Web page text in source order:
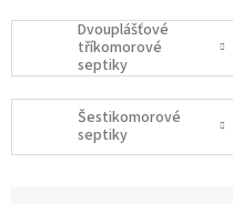
Dvouplášťové
tříkomorové
septiky
Šestikomorové
septiky